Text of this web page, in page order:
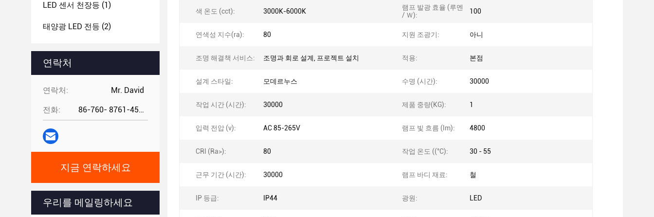
LED 센서 천장등 (1)
태양광 LED 전등 (2)
연락처
연락처: Mr. David
전화: 86-760- 8761-4582
지금 연락하세요
우리를 메일링하세요
색 온도 (cct): 3000K-6000K
램프 발광 효율 (루멘
/ Ｗ):
100
연색성 지수(ra): 80 지원 조광기: 아니
조명 해결책 서비스: 조명과 회로 설계, 프로젝트 설치 적용: 본점
설계 스타일: 모데르누스 수명 (시간): 30000
작업 시간 (시간): 30000 제품 중량(KG): 1
입력 전압 (v): AC 85-265V 램프 빛 흐름 (lm): 4800
CRI (Ra>): 80 작업 온도 ((°C): 30 - 55
근무 기간 (시간): 30000 램프 바디 재료: 철
IP 등급: IP44 광원: LED